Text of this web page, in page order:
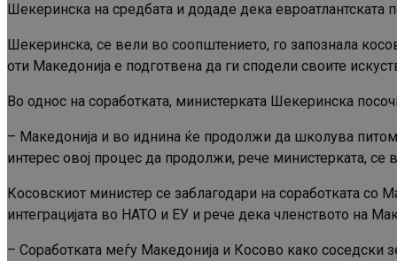
Шекеринска на средбата и додаде дека евроатлантската
Шекеринска, се вели во соопштението, го запознала
оти Македонија е подготвена да ги сподели своите
Во однос на соработката, министерката Шекеринска
– Македонија и во иднина ќе продолжи да школува
интерес овој процес да продолжи, рече министерката, се
Косовскиот министер се заблагодари на соработката со
интеграцијата во НАТО и ЕУ и рече дека членството на
– Соработката меѓу Македонија и Косово како